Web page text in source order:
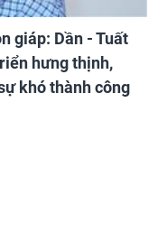
giáp: Dần - Tuất
hưng thịnh,
khó thành công